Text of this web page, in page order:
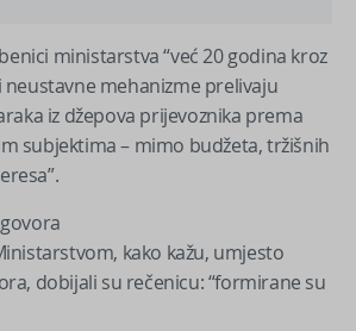
ministarstva “već 20 godina kroz
mehanizme prelivaju
iz džepova prijevoznika prema
subjektima – mimo budžeta, tržišnih
kako kažu, umjesto
dobijali su rečenicu: “formirane su